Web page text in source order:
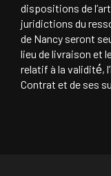
dispositions de
juridictions du
de Nancy seront
lieu de livraison et
relatif à la validité́,
Contrat et de ses